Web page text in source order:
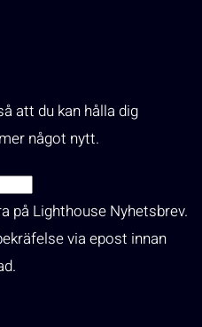
att du kan hålla dig
något nytt.
på Lighthouse Nyhetsbrev.
via epost innan